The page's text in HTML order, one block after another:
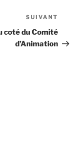
suivant
SUIVANT
coté du Comité
d’Animation